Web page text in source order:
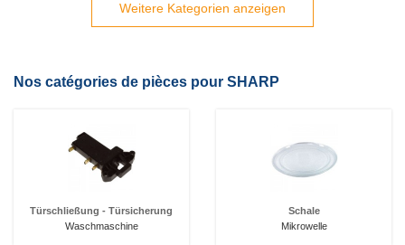
Weitere Kategorien anzeigen
Nos catégories de pièces pour SHARP
Türschließung - Türsicherung
Waschmaschine
Schale
Mikrowelle